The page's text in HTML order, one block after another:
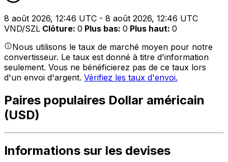
8 août 2026, 12:46 UTC - 8 août 2026, 12:46 UTC
VND/SZL Clôture: 0 Plus bas: 0 Plus haut: 0
Nous utilisons le taux de marché moyen pour notre
convertisseur. Le taux est donné à titre d'information
seulement. Vous ne bénéficierez pas de ce taux lors
d'un envoi d'argent. Vérifiez les taux d'envoi.
Paires populaires Dollar américain
(USD)
Informations sur les devises